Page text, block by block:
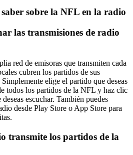
saber sobre la NFL en la radio
las transmisiones de radio
red de emisoras que transmiten cada
cubren los partidos de sus
elige el partido que deseas
todos los partidos de la NFL y haz clic
escuchar. También puedes
desde Play Store o App Store para
transmite los partidos de la